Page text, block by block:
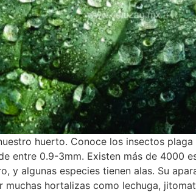
huerto. Conoce los insectos
entre 0.9-3mm. Existen más de 4000
y algunas especies tienen alas. Su
hortalizas como lechuga,